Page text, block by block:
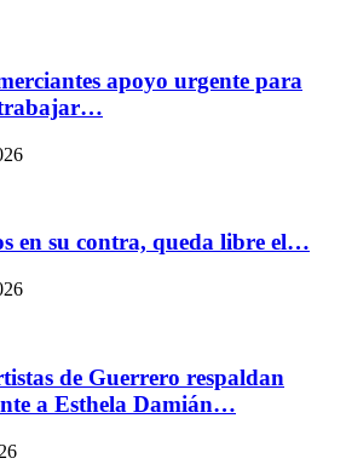
apoyo urgente para
en su contra, queda libre el…
de Guerrero respaldan
a Esthela Damián…